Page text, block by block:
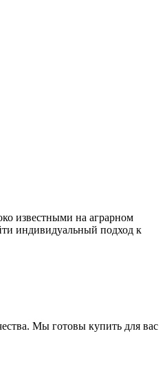
известными на аграрном
индивидуальный подход к
Мы готовы купить для вас